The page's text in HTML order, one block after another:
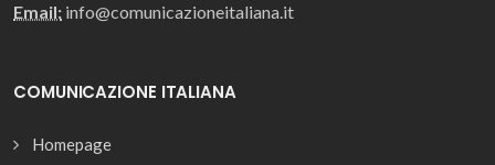
Email: info@comunicazioneitaliana.it
COMUNICAZIONE ITALIANA
Homepage